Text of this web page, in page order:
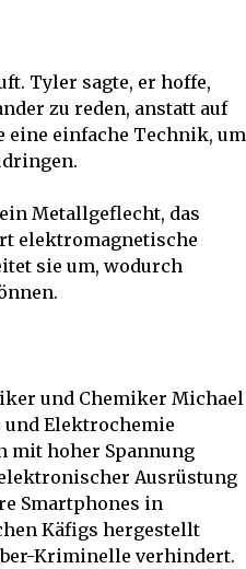
Tyler sagte, er hoffe,
zu reden, anstatt auf
eine einfache Technik, um
Metallgeflecht, das
elektromagnetische
sie um, wodurch
und Chemiker Michael
Elektrochemie
mit hoher Spannung
Ausrüstung
Smartphones in
Käfigs hergestellt
Kriminelle verhindert.